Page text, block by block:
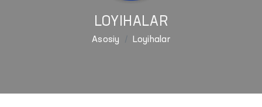
LOYIHALAR
Asosiy Loyihalar